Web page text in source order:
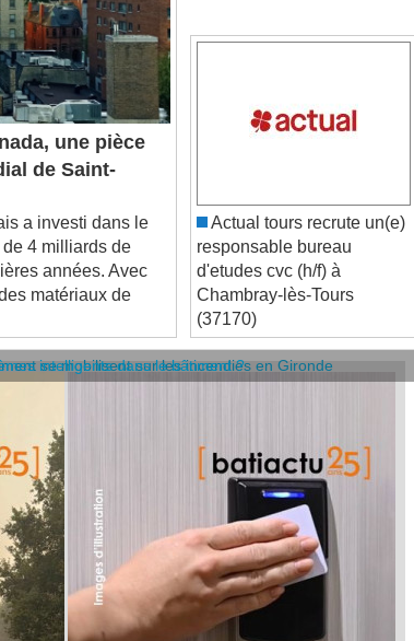
une pièce
de Saint-
a investi dans le
4 milliards de
années. Avec
matériaux de
responsable bureau
d'etudes cvc (h/f) à
Chambray-lès-Tours
(37170)
se mobilisent sur les incendies en Gironde
intelligents dans le bâtiment ?